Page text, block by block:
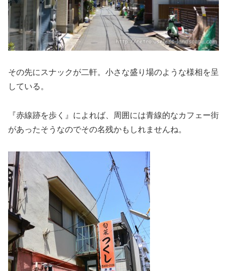
その先にスナックが二軒。小さな盛り場のような様相を呈
している。
『赤線跡を歩く』によれば、周囲には青線的なカフェー街
があったそうなのでその名残かもしれませんね。